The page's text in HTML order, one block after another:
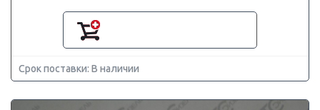
Срок поставки: В наличии